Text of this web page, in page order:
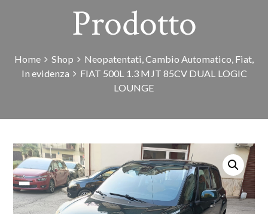
Prodotto
Home Shop Neopatentati,Cambio Automatico, Fiat,
In evidenza
FIAT 500L 1.3 MJT 85CV DUAL LOGIC
LOUNGE